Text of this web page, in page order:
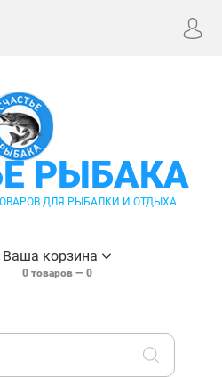
РЫБАКА
ДЛЯ РЫБАЛКИ И ОТДЫХА
Ваша корзина
0товаров — 0